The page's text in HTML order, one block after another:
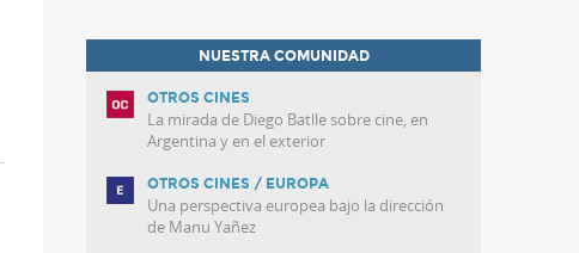
NUESTRA COMUNIDAD
OTROS CINES
La mirada de Diego Batlle sobre cine, en
Argentina y en el exterior
OTROS CINES / EUROPA
Una perspectiva europea bajo la dirección
de Manu Yañez